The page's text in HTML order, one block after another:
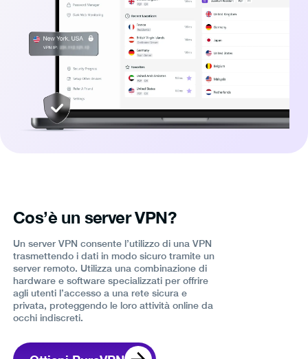
Cos’è un server VPN?
Un server VPN consente l’utilizzo di una VPN
trasmettendo i dati in modo sicuro tramite un
server remoto. Utilizza una combinazione di
hardware e software specializzati per offrire
agli utenti l’accesso a una rete sicura e
privata, proteggendo le loro attività online da
occhi indiscreti.